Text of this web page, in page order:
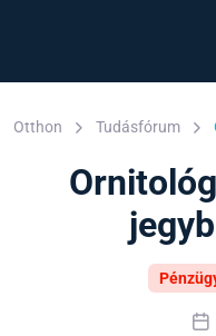
Otthon Tudásfórum